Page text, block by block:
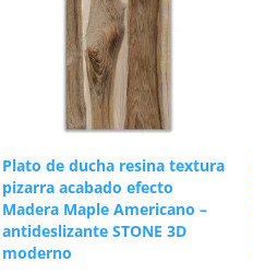
Plato de ducha resina textura
pizarra acabado efecto
Madera Maple Americano –
antideslizante STONE 3D
moderno